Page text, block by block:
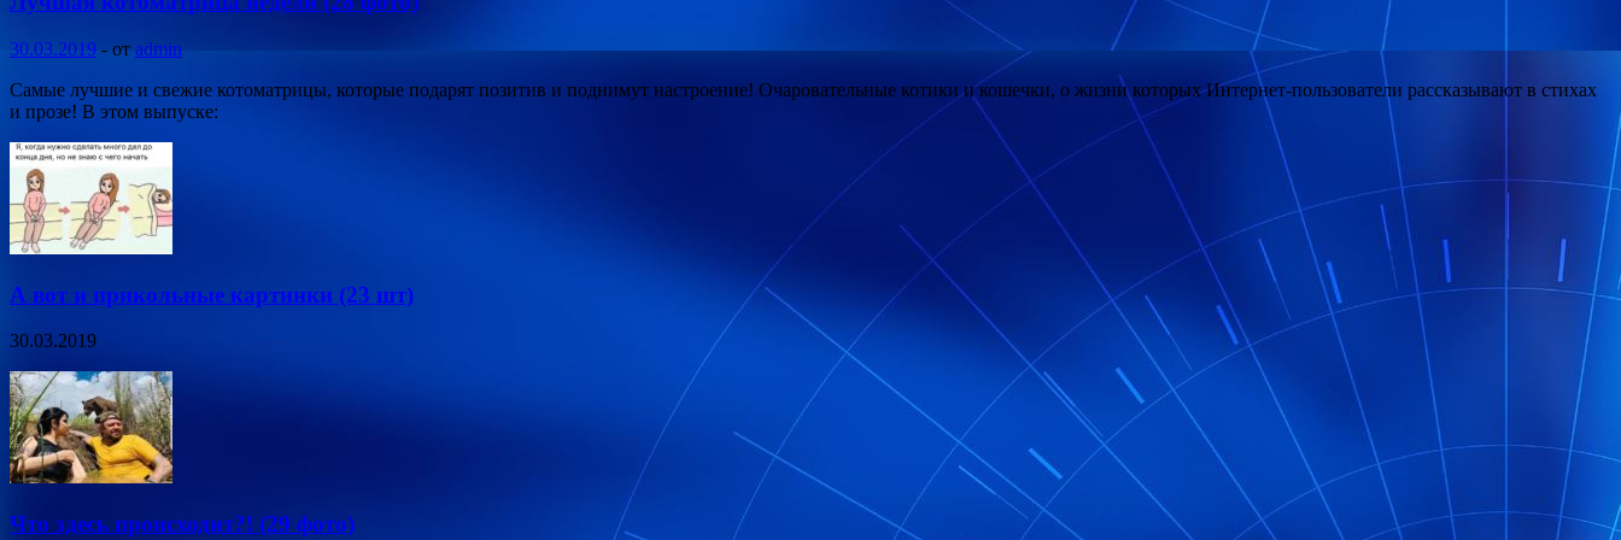
30.03.2019 - от admin
Самые лучшие и свежие котоматрицы, которые подарят позитив и поднимут настроение! Очаровательные котики и кошечки, о жизни которых Интернет-пользователи рассказывают в стихах
и прозе! В этом выпуске:
А вот и прикольные картинки (23 шт)
30.03.2019
Что здесь происходит?! (29 фото)